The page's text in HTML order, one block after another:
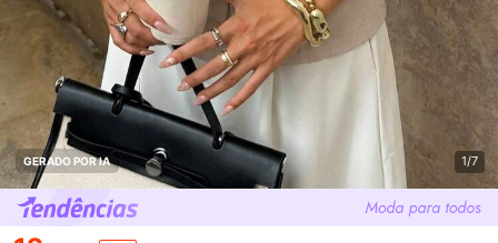
GERADO POR IA 1/7